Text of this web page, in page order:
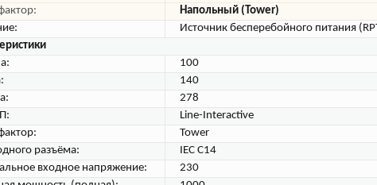
Напольный (Tower)
Источник бесперебойного питания
100
140
278
Line-Interactive
Tower
разъёма:
IEC C14
входное напряжение:
230